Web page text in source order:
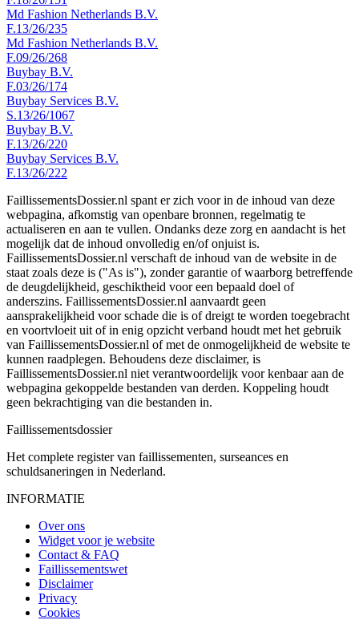
Md Fashion Netherlands B.V.
F.13/26/235
Md Fashion Netherlands B.V.
F.09/26/268
Buybay B.V.
F.03/26/174
Buybay Services B.V.
S.13/26/1067
Buybay B.V.
F.13/26/220
Buybay Services B.V.
F.13/26/222
FaillissementsDossier.nl spant er zich voor in de inhoud van deze
webpagina, afkomstig van openbare bronnen, regelmatig te
actualiseren en aan te vullen. Ondanks deze zorg en aandacht is het
mogelijk dat de inhoud onvolledig en/of onjuist is.
FaillissementsDossier.nl verschaft de inhoud van de website in de
staat zoals deze is ("As is"), zonder garantie of waarborg betreffende
de deugdelijkheid, geschiktheid voor een bepaald doel of
anderszins. FaillissementsDossier.nl aanvaardt geen
aansprakelijkheid voor schade die is of dreigt te worden toegebracht
en voortvloeit uit of in enig opzicht verband houdt met het gebruik
van FaillissementsDossier.nl of met de onmogelijkheid de website te
kunnen raadplegen. Behoudens deze disclaimer, is
FaillissementsDossier.nl niet verantwoordelijk voor kenbaar aan de
webpagina gekoppelde bestanden van derden. Koppeling houdt
geen bekrachtiging van die bestanden in.
Faillissementsdossier
Het complete register van faillissementen, surseances en
schuldsaneringen in Nederland.
INFORMATIE
Over ons
Widget voor je website
Contact & FAQ
Faillissementswet
Disclaimer
Privacy
Cookies